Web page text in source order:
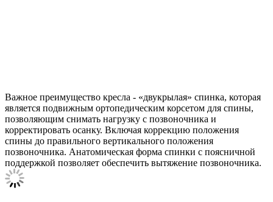
Важное преимущество кресла - «двукрылая» спинка, которая
является подвижным ортопедическим корсетом для спины,
позволяющим снимать нагрузку с позвоночника и
корректировать осанку. Включая коррекцию положения
спины до правильного вертикального положения
позвоночника. Анатомическая форма спинки с поясничной
поддержкой позволяет обеспечить вытяжение позвоночника.